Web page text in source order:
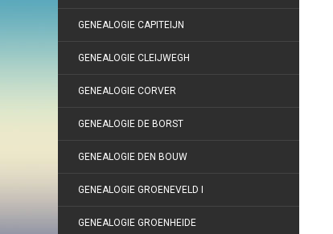
GENEALOGIE CAPITEIJN
GENEALOGIE CLEIJWEGH
GENEALOGIE CORVER
GENEALOGIE DE BORST
GENEALOGIE DEN BOUW
GENEALOGIE GROENEVELD I
GENEALOGIE GROENHEIDE